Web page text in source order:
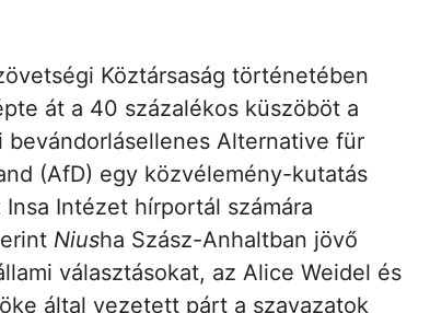
Köztársaság történetében
át a 40 százalékos küszöböt a
bevándorlásellenes Alternative für
(AfD) egy közvélemény-kutatás
Insa Intézet hírportál számára
Niusha Szász-Anhaltban jövő
választásokat, az Alice Weidel és
által vezetett párt a szavazatok